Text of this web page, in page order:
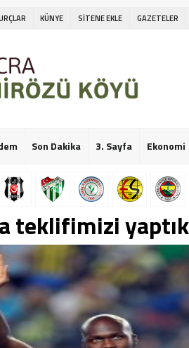
KÜNYE SİTENE EKLE GAZETELER
Son Dakika 3. Sayfa Ekonomi
teklifimizi yaptık